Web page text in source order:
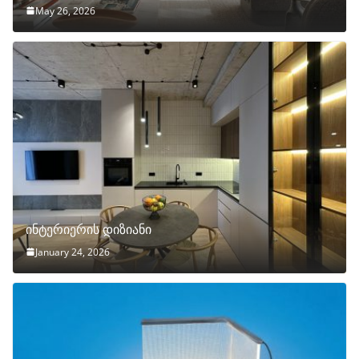
May 26, 2026
ინტერიერის დიზიანი
January 24, 2026